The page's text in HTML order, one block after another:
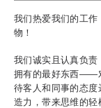
我们热爱我们的工
物！
我们诚实且认真负
拥有的最好东西——
待客人和同事的态度
造力，带来思维的轻